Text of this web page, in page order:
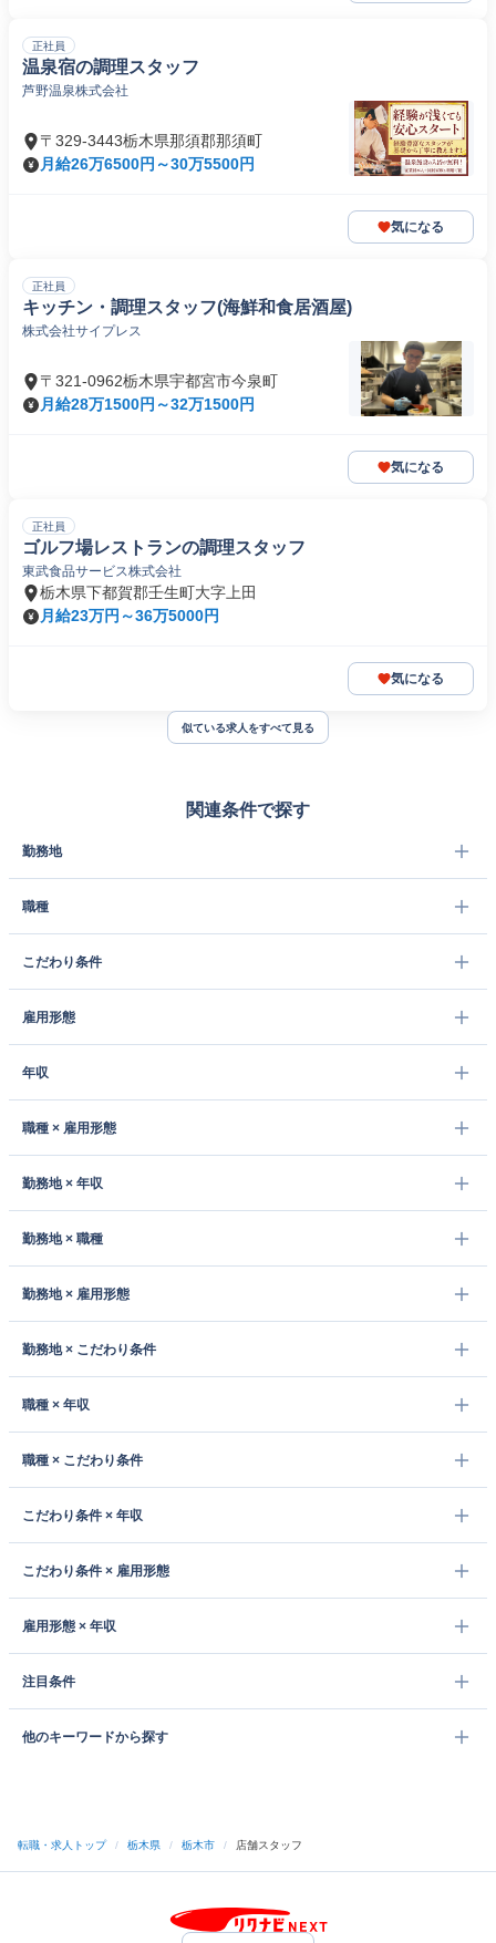
正社員
温泉宿の調理スタッフ
芦野温泉株式会社
〒329-3443栃木県那須郡那須町
月給26万6500円～30万5500円
気になる
正社員
キッチン・調理スタッフ(海鮮和食居酒屋)
株式会社サイプレス
〒321-0962栃木県宇都宮市今泉町
月給28万1500円～32万1500円
気になる
正社員
ゴルフ場レストランの調理スタッフ
東武食品サービス株式会社
栃木県下都賀郡壬生町大字上田
月給23万円～36万5000円
気になる
似ている求人をすべて見る
関連条件で探す
勤務地
職種
こだわり条件
雇用形態
年収
職種 × 雇用形態
勤務地 × 年収
勤務地 × 職種
勤務地 × 雇用形態
勤務地 × こだわり条件
職種 × 年収
職種 × こだわり条件
こだわり条件 × 年収
こだわり条件 × 雇用形態
雇用形態 × 年収
注目条件
他のキーワードから探す
転職・求人トップ / 栃木県 / 栃木市 / 店舗スタッフ